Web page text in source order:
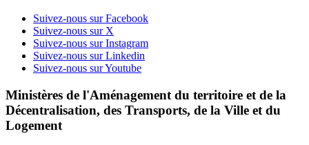
Suivez-nous sur Facebook
Suivez-nous sur X
Suivez-nous sur Instagram
Suivez-nous sur Linkedin
Suivez-nous sur Youtube
Ministères de l'Aménagement du territoire et de la
Décentralisation, des Transports, de la Ville et du
Logement